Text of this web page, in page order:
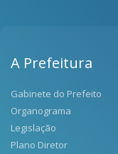
A Prefeitura
Gabinete do Prefeito
Organograma
Legislação
Plano Diretor